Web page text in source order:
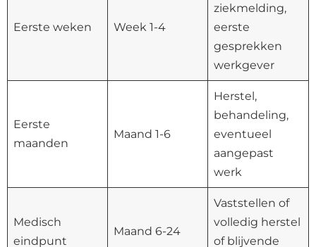
Eerste weken Week 1-4
ziekmelding,
eerste
gesprekken
werkgever
Eerste
maanden
Maand 1-6
Herstel,
behandeling,
eventueel
aangepast
werk
Medisch
eindpunt
Maand 6-24
Vaststellen of
volledig herstel
of blijvende